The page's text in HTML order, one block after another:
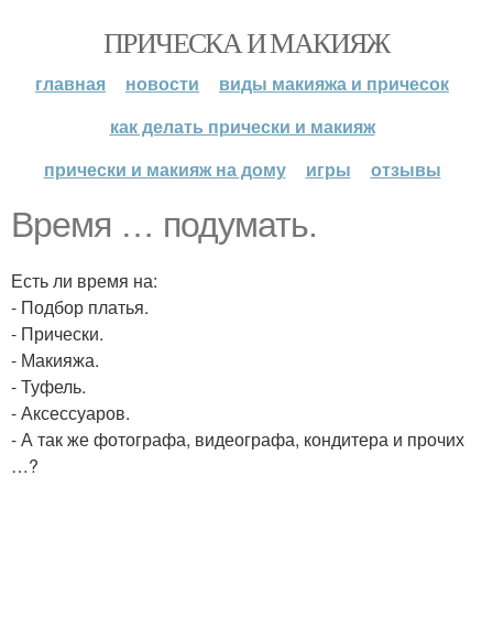
ПРИЧЕСКА И МАКИЯЖ
главная новости
виды макияжа и причесок
как делать прически и макияж
прически и макияж на дому
игры отзывы
Время … подумать.
Есть ли время на:
- Подбор платья.
- Прически.
- Макияжа.
- Туфель.
- Аксессуаров.
- А так же фотографа, видеографа, кондитера и прочих
…?